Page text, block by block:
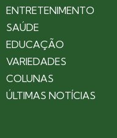
ENTRETENIMENTO
SAÚDE
EDUCAÇÃO
VARIEDADES
COLUNAS
ÚLTIMAS NOTÍCIAS